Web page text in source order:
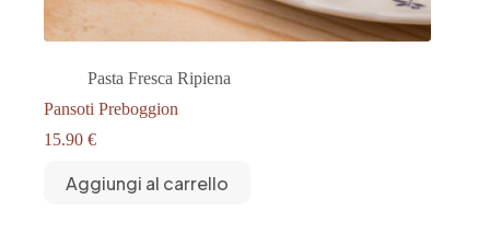
Pasta Fresca Ripiena
Pansoti Preboggion
15.90 €
Aggiungi al carrello